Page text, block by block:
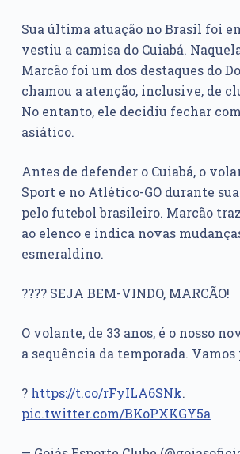
Sua última atuação no Brasil foi
vestiu a camisa do Cuiabá.
Marcão foi um dos destaques do
chamou a atenção, inclusive, de
No entanto, ele decidiu fechar
asiático.
Antes de defender o Cuiabá, o
Sport e no Atlético-GO durante
pelo futebol brasileiro. Marcão
ao elenco e indica novas
esmeraldino.
???? SEJA BEM-VINDO, MARCÃO!
O volante, de 33 anos, é o nosso
a sequência da temporada. Vamos
? https://t.co/rFyILA6SNk.
pic.twitter.com/BKoPXKGY5a